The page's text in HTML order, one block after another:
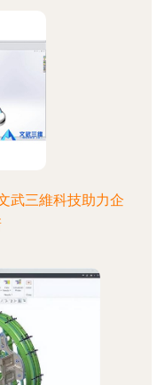
武三維科技助力企